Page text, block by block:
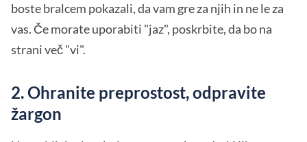
boste bralcem pokazali, da vam gre za njih in ne le za
vas. Če morate uporabiti "jaz", poskrbite, da bo na
strani več "vi".
2. Ohranite preprostost, odpravite
žargon